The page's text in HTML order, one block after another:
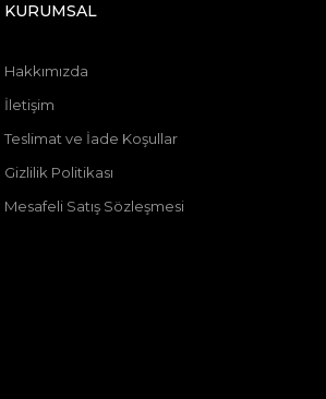
KURUMSAL
Hakkımızda
İletişim
Teslimat ve İade Koşullar
Gizlilik Politikası
Mesafeli Satış Sözleşmesi